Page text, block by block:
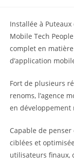
Installée à Puteaux
Mobile Tech
complet en
d’application
Fort de plusieurs
renoms, l’agence
en développement
Capable de
ciblées et
utilisateurs finaux,